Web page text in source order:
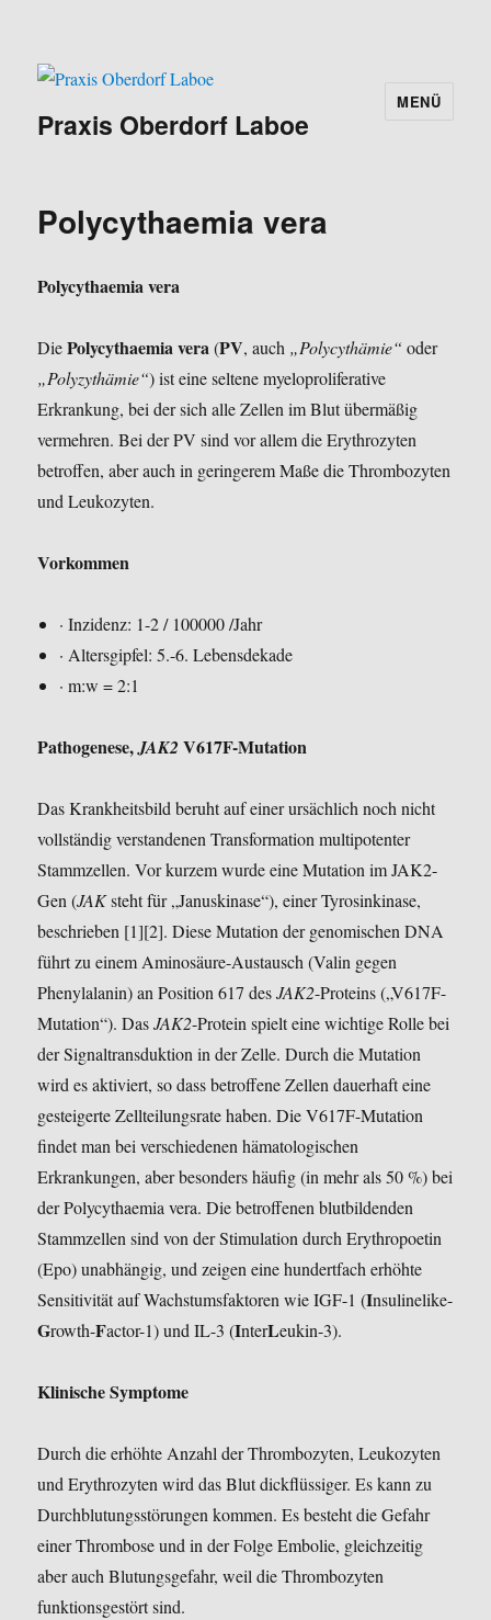
Praxis Oberdorf Laboe
MENÜ
Polycythaemia vera
Polycythaemia vera
DiePolycythaemia vera(PV, auch „Polycythämie“ oder
„Polyzythämie“) ist eine seltene myeloproliferative
Erkrankung, bei der sich alle Zellen im Blut übermäßig
vermehren. Bei der PV sind vor allem die Erythrozyten
betroffen, aber auch in geringerem Maße die Thrombozyten
und Leukozyten.
Vorkommen
· Inzidenz: 1-2 / 100000 /Jahr
· Altersgipfel: 5.-6. Lebensdekade
· m:w = 2:1
Pathogenese,JAK2 V617F-Mutation
Das Krankheitsbild beruht auf einer ursächlich noch nicht
vollständig verstandenen Transformation multipotenter
Stammzellen. Vor kurzem wurde eine Mutation im JAK2-
Gen (JAKsteht für „Januskinase“), einer Tyrosinkinase,
beschrieben [1][2]. Diese Mutation der genomischen DNA
führt zu einem Aminosäure-Austausch (Valin gegen
Phenylalanin) an Position 617 desJAK2-Proteins („V617F-
Mutation“). DasJAK2-Protein spielt eine wichtige Rolle bei
der Signaltransduktion in der Zelle. Durch die Mutation
wird es aktiviert, so dass betroffene Zellen dauerhaft eine
gesteigerte Zellteilungsrate haben. Die V617F-Mutation
findet man bei verschiedenen hämatologischen
Erkrankungen, aber besonders häufig (in mehr als 50 %) bei
der Polycythaemia vera. Die betroffenen blutbildenden
Stammzellen sind von der Stimulation durch Erythropoetin
(Epo) unabhängig, und zeigen eine hundertfach erhöhte
Sensitivität auf Wachstumsfaktoren wie IGF-1 (Insulinelike-
Growth-Factor-1) und IL-3 (InterLeukin-3).
Klinische Symptome
Durch die erhöhte Anzahl der Thrombozyten, Leukozyten
und Erythrozyten wird das Blut dickflüssiger. Es kann zu
Durchblutungsstörungen kommen. Es besteht die Gefahr
einer Thrombose und in der Folge Embolie, gleichzeitig
aber auch Blutungsgefahr, weil die Thrombozyten
funktionsgestört sind.